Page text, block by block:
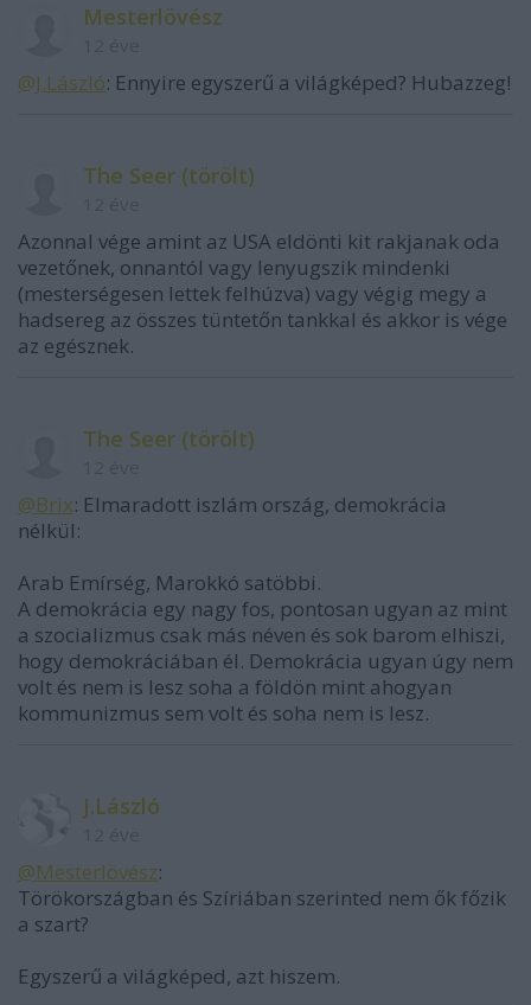
Mesterlövész
@J.László: Ennyire egyszerű a világképed? Hubazzeg!
The Seer (törölt)
Azonnal vége amint az USA eldönti kit rakjanak oda
vezetőnek, onnantól vagy lenyugszik mindenki
(mesterségesen lettek felhúzva) vagy végig megy a
hadsereg az összes tüntetőn tankkal és akkor is vége
az egésznek.
The Seer (törölt)
@Brix: Elmaradott iszlám ország, demokrácia
nélkül:
Arab Emírség, Marokkó satöbbi.
A demokrácia egy nagy fos, pontosan ugyan az mint
a szocializmus csak más néven és sok barom elhiszi,
hogy demokráciában él. Demokrácia ugyan úgy nem
volt és nem is lesz soha a földön mint ahogyan
kommunizmus sem volt és soha nem is lesz.
J.László
@Mesterlövész:
Törökországban és Szíriában szerinted nem ők főzik
a szart?
Egyszerű a világképed, azt hiszem.